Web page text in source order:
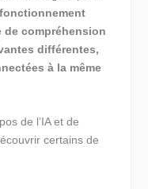
de compréhension
différentes,
à la même
de l’IA et de
certains de